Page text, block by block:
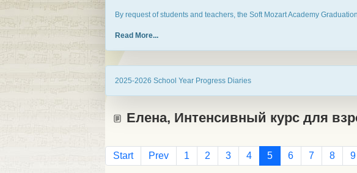
By request of students and teachers, the Soft Mozart Academy
Read More...
2025-2026 School Year Progress Diaries
Елена, Интенсивный курс для
Start Prev 1 2 3 4 5 6 7 8 9